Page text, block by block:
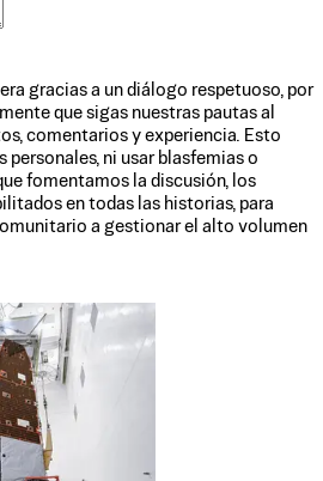
gracias a un diálogo respetuoso, por
que sigas nuestras pautas al
comentarios y experiencia. Esto
personales, ni usar blasfemias o
fomentamos la discusión, los
en todas las historias, para
a gestionar el alto volumen